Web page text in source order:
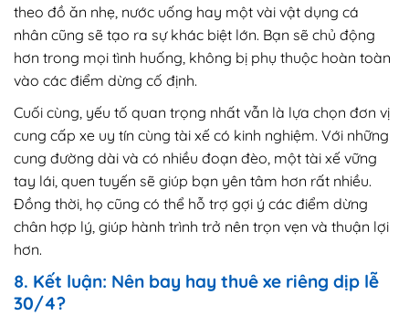
theo đồ ăn nhẹ, nước uống hay một vài vật dụng cá
nhân cũng sẽ tạo ra sự khác biệt lớn. Bạn sẽ chủ động
hơn trong mọi tình huống, không bị phụ thuộc hoàn toàn
vào các điểm dừng cố định.
Cuối cùng, yếu tố quan trọng nhất vẫn là lựa chọn đơn vị
cung cấp xe uy tín cùng tài xế có kinh nghiệm. Với những
cung đường dài và có nhiều đoạn đèo, một tài xế vững
tay lái, quen tuyến sẽ giúp bạn yên tâm hơn rất nhiều.
Đồng thời, họ cũng có thể hỗ trợ gợi ý các điểm dừng
chân hợp lý, giúp hành trình trở nên trọn vẹn và thuận lợi
hơn.
8. Kết luận: Nên bay hay thuê xe riêng dịp lễ
30/4?